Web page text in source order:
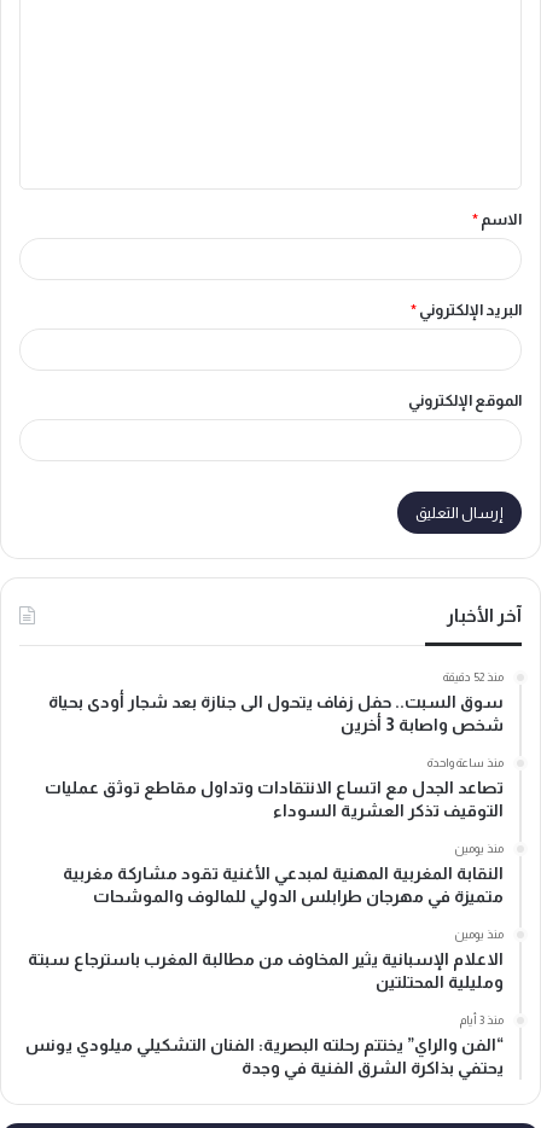
ق
*
الاسم *
البريد الإلكتروني *
الموقع الإلكتروني
آخر الأخبار
منذ 52 دقيقة
سوق السبت.. حفل زفاف يتحول الى جنازة بعد شجار أودى بحياة
شخص واصابة 3 أخرين
منذ ساعة واحدة
تصاعد الجدل مع اتساع الانتقادات وتداول مقاطع توثق عمليات
التوقيف تذكر العشرية السوداء
منذ يومين
النقابة المغربية المهنية لمبدعي الأغنية تقود مشاركة مغربية
متميزة في مهرجان طرابلس الدولي للمالوف والموشحات
منذ يومين
الاعلام الإسبانية يثير المخاوف من مطالبة المغرب باسترجاع سبتة
ومليلية المحتلتين
منذ 3 أيام
“الفن والراي” يختتم رحلته البصرية: الفنان التشكيلي ميلودي يونس
يحتفي بذاكرة الشرق الفنية في وجدة